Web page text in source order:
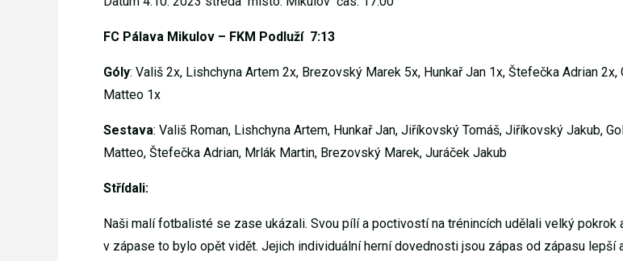
FC Pálava Mikulov – FKM Podluží 7:13
Góly: Vališ 2x, Lishchyna Artem 2x, Brezovský Marek 5x, Hunkař Jan 1x, Štefečka Adrian 2x,
Matteo 1x
Sestava: Vališ Roman, Lishchyna Artem, Hunkař Jan, Jiříkovský Tomáš, Jiříkovský Jakub,
Matteo, Štefečka Adrian, Mrlák Martin, Brezovský Marek, Juráček Jakub
Střídali:
Naši malí fotbalisté se zase ukázali. Svou pílí a poctivostí na trénincích udělali velký pokrok
v zápase to bylo opět vidět. Jejich individuální herní dovednosti jsou zápas od zápasu lepší